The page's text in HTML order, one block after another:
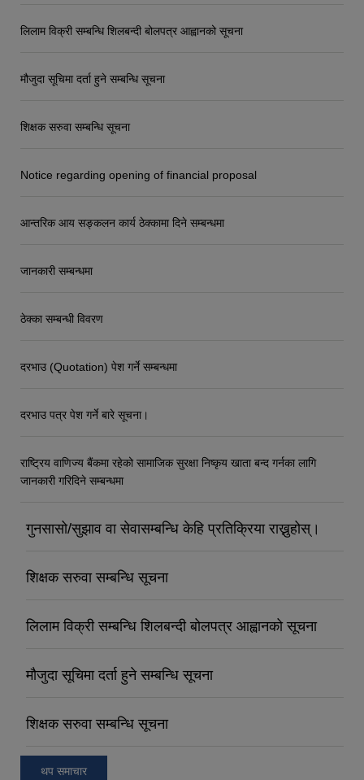
लिलाम विक्री सम्बन्धि शिलबन्दी बोलपत्र आह्वानको सूचना
मौजुदा सूचिमा दर्ता हुने सम्बन्धि सूचना
शिक्षक सरुवा सम्बन्धि सूचना
Notice regarding opening of financial proposal
आन्तरिक आय सङ्कलन कार्य ठेक्कामा दिने सम्बन्धमा
जानकारी सम्बन्धमा
ठेक्का सम्बन्धी विवरण
दरभाउ (Quotation) पेश गर्ने सम्बन्धमा
दरभाउ पत्र पेश गर्ने बारे सूचना।
राष्ट्रिय वाणिज्य बैंकमा रहेको सामाजिक सुरक्षा निष्कृय खाता बन्द गर्नका लागि
जानकारी गरिदिने सम्बन्धमा
गुनसासो/सुझाव वा सेवासम्बन्धि केहि प्रतिक्रिया राख्नुहोस्।
शिक्षक सरुवा सम्बन्धि सूचना
लिलाम विक्री सम्बन्धि शिलबन्दी बोलपत्र आह्वानको सूचना
मौजुदा सूचिमा दर्ता हुने सम्बन्धि सूचना
शिक्षक सरुवा सम्बन्धि सूचना
थप समाचार